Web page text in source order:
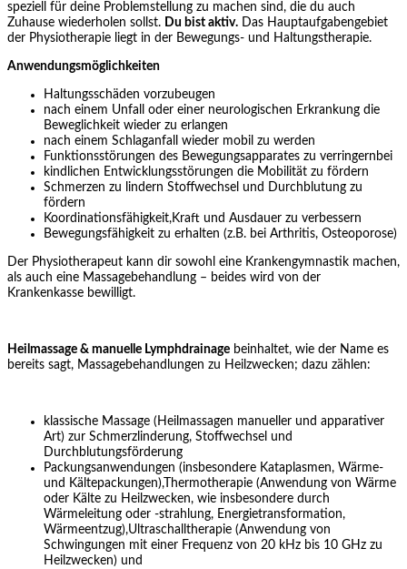
speziell für deine Problemstellung zu machen sind, die du auch
Zuhause wiederholen sollst. Du bist aktiv. Das Hauptaufgabengebiet
der Physiotherapie liegt in der Bewegungs- und Haltungstherapie.
Anwendungsmöglichkeiten
Haltungsschäden vorzubeugen
nach einem Unfall oder einer neurologischen Erkrankung die
Beweglichkeit wieder zu erlangen
nach einem Schlaganfall wieder mobil zu werden
Funktionsstörungen des Bewegungsapparates zu verringernbei
kindlichen Entwicklungsstörungen die Mobilität zu fördern
Schmerzen zu lindern Stoffwechsel und Durchblutung zu
fördern
Koordinationsfähigkeit,Kraft und Ausdauer zu verbessern
Bewegungsfähigkeit zu erhalten (z.B. bei Arthritis, Osteoporose)
Der Physiotherapeut kann dir sowohl eine Krankengymnastik machen,
als auch eine Massagebehandlung – beides wird von der
Krankenkasse bewilligt.
Heilmassage & manuelle Lymphdrainage beinhaltet, wie der Name es
bereits sagt, Massagebehandlungen zu Heilzwecken; dazu zählen:
klassische Massage (Heilmassagen manueller und apparativer
Art) zur Schmerzlinderung, Stoffwechsel und
Durchblutungsförderung
Packungsanwendungen (insbesondere Kataplasmen, Wärme-
und Kältepackungen),Thermotherapie (Anwendung von Wärme
oder Kälte zu Heilzwecken, wie insbesondere durch
Wärmeleitung oder -strahlung, Energietransformation,
Wärmeentzug),Ultraschalltherapie (Anwendung von
Schwingungen mit einer Frequenz von 20 kHz bis 10 GHz zu
Heilzwecken) und